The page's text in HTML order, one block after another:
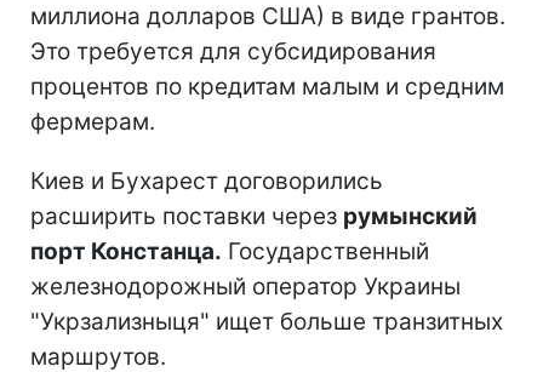
миллиона долларов США) в виде грантов.
Это требуется для субсидирования
процентов по кредитам малым и средним
фермерам.
Киев и Бухарест договорились
расширить поставки через румынский
порт Констанца. Государственный
железнодорожный оператор Украины
"Укрзализныця" ищет больше транзитных
маршрутов.